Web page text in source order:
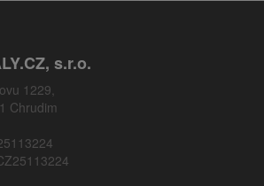
s.r.o.
1229,
Chrudim